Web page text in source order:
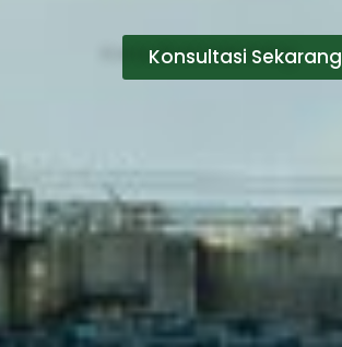
Konsultasi Sekarang